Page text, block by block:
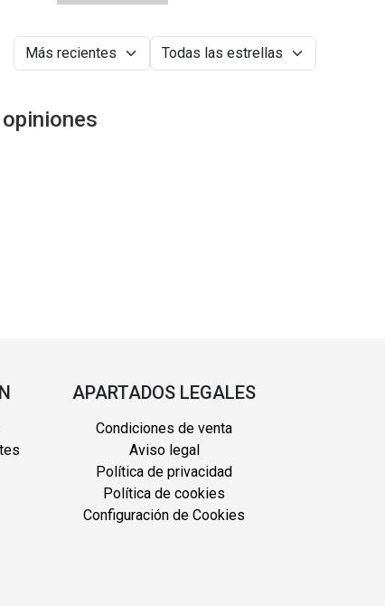
APARTADOS LEGALES
Condiciones de venta
Aviso legal
Política de privacidad
Política de cookies
Configuración de Cookies